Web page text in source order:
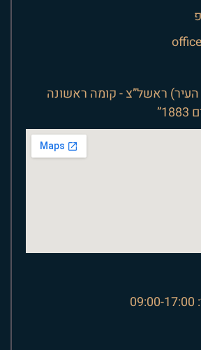
5, (גן העיר) ראשל”צ - קומה ראשונה